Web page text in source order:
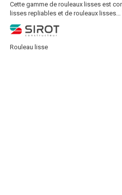
Cette gamme de rouleaux lisses est
lisses repliables et de rouleaux lisses...
Rouleau lisse